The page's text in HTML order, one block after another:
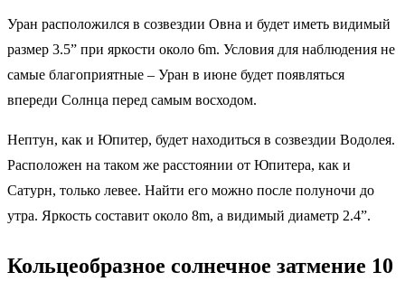
Уран расположился в созвездии Овна и будет иметь видимый
размер 3.5” при яркости около 6m. Условия для наблюдения не
самые благоприятные – Уран в июне будет появляться
впереди Солнца перед самым восходом.
Нептун, как и Юпитер, будет находиться в созвездии Водолея.
Расположен на таком же расстоянии от Юпитера, как и
Сатурн, только левее. Найти его можно после полуночи до
утра. Яркость составит около 8m, а видимый диаметр 2.4”.
Кольцеобразное солнечное затмение 10